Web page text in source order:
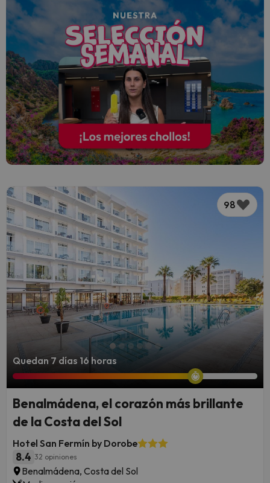
98
Quedan 7 días 16 horas
Benalmádena, el corazón más brillante
de la Costa del Sol
Hotel San Fermín by Dorobe
8.4 32 opiniones
Benalmádena, Costa del Sol